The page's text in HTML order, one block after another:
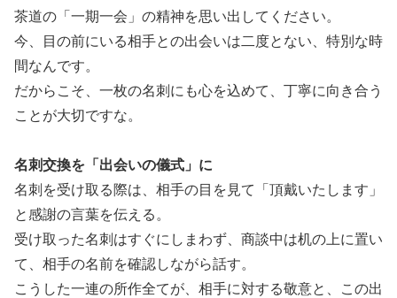
茶道の「一期一会」の精神を思い出してください。
今、目の前にいる相手との出会いは二度とない、特別な時
間なんです。
だからこそ、一枚の名刺にも心を込めて、丁寧に向き合う
ことが大切ですな。
名刺交換を「出会いの儀式」に
名刺を受け取る際は、相手の目を見て「頂戴いたします」
と感謝の言葉を伝える。
受け取った名刺はすぐにしまわず、商談中は机の上に置い
て、相手の名前を確認しながら話す。
こうした一連の所作全てが、相手に対する敬意と、この出